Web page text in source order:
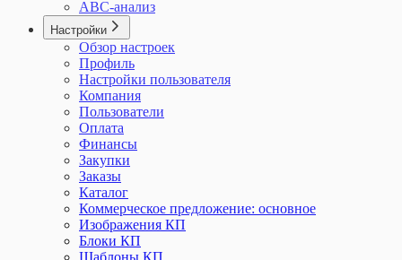
ABC-анализ
Настройки
Обзор настроек
Профиль
Настройки пользователя
Компания
Пользователи
Оплата
Финансы
Закупки
Заказы
Каталог
Коммерческое предложение: основное
Изображения КП
Блоки КП
Шаблоны КП